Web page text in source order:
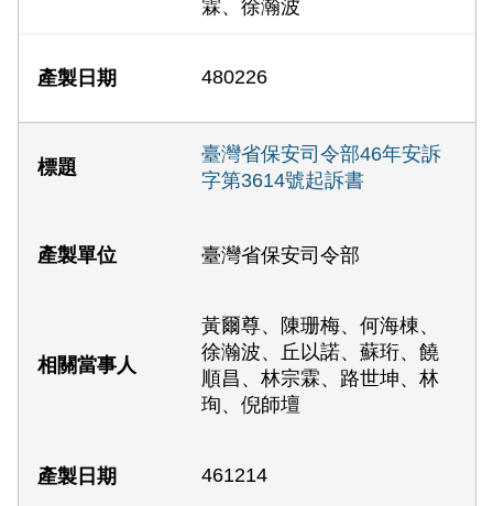
霖、徐瀚波
480226
臺灣省保安司令部46年安訴
字第3614號起訴書
臺灣省保安司令部
黃爾尊、陳珊梅、何海棟、
徐瀚波、丘以諾、蘇珩、饒
順昌、林宗霖、路世坤、林
珣、倪師壇
461214